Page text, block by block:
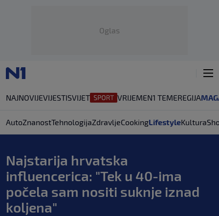
Oglas
NAJNOVIJEVIJESTISVIJET VRIJEMEN1 TEMEREGIJA
AutoZnanostTehnologijaZdravljeCookingLifestyleKultura
Najstarija hrvatska
influencerica: "Tek u 40-ima
počela sam nositi suknje iznad
koljena"